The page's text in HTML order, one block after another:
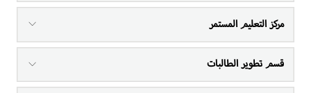
مركز التعليم المستمر
قسم تطوير الطالبات